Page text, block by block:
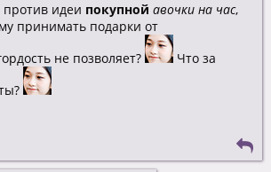
против идеи покупной авочки на час,
принимать подарки от
не позволяет?
Что за